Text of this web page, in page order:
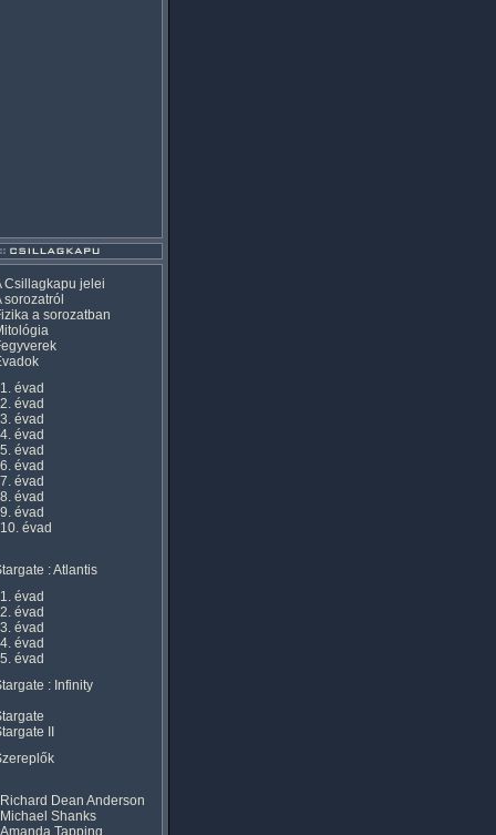
Csillagkapu jelei
sorozatról
a sorozatban
1. évad
2. évad
3. évad
4. évad
5. évad
6. évad
7. évad
8. évad
9. évad
10. évad
: Atlantis
1. évad
2. évad
3. évad
4. évad
5. évad
: Infinity
II
Richard Dean Anderson
Michael Shanks
Amanda Tapping